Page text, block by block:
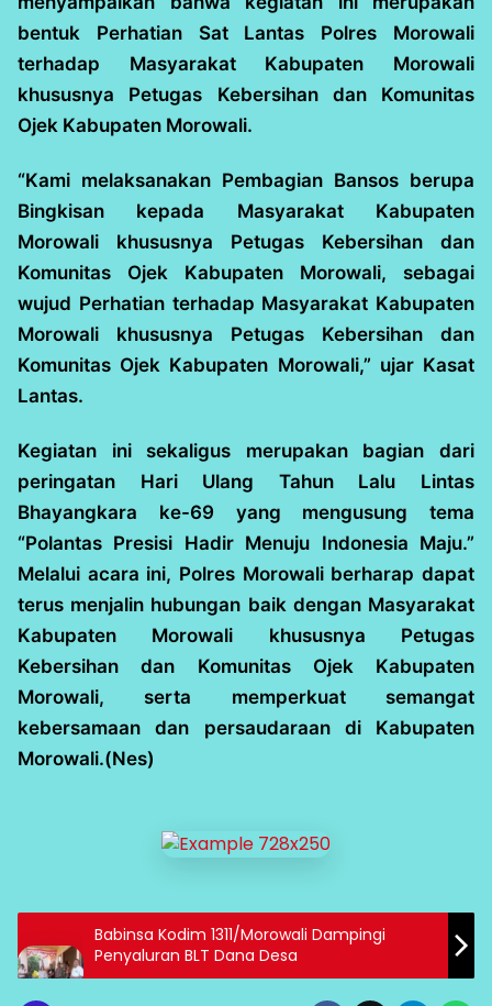
bentuk Perhatian Sat Lantas Polres Morowali
terhadap Masyarakat Kabupaten Morowali
khususnya Petugas Kebersihan dan Komunitas
Ojek Kabupaten Morowali.
“Kami melaksanakan Pembagian Bansos berupa
Bingkisan kepada Masyarakat Kabupaten
Morowali khususnya Petugas Kebersihan dan
Komunitas Ojek Kabupaten Morowali, sebagai
wujud Perhatian terhadap Masyarakat Kabupaten
Morowali khususnya Petugas Kebersihan dan
Komunitas Ojek Kabupaten Morowali,” ujar Kasat
Lantas.
Kegiatan ini sekaligus merupakan bagian dari
peringatan Hari Ulang Tahun Lalu Lintas
Bhayangkara ke-69 yang mengusung tema
“Polantas Presisi Hadir Menuju Indonesia Maju.”
Melalui acara ini, Polres Morowali berharap dapat
terus menjalin hubungan baik dengan Masyarakat
Kabupaten Morowali khususnya Petugas
Kebersihan dan Komunitas Ojek Kabupaten
Morowali, serta memperkuat semangat
kebersamaan dan persaudaraan di Kabupaten
Morowali.(Nes)
Babinsa Kodim 1311/Morowali Dampingi
Penyaluran BLT Dana Desa